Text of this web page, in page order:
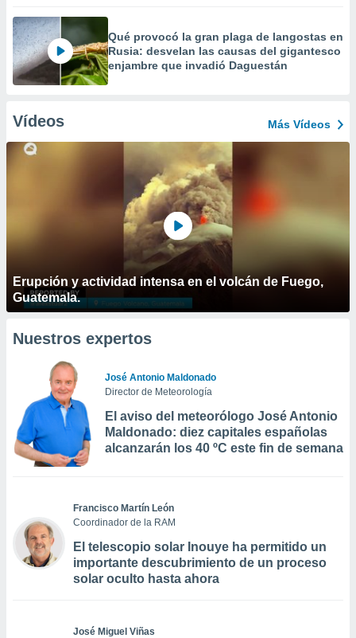
Qué provocó la gran plaga de langostas en
Rusia: desvelan las causas del gigantesco
enjambre que invadió Daguestán
Vídeos Más Vídeos
Erupción y actividad intensa en el volcán de Fuego,
Guatemala.
Nuestros expertos
José Antonio Maldonado
Director de Meteorología
El aviso del meteorólogo José Antonio
Maldonado: diez capitales españolas
alcanzarán los 40 ºC este fin de semana
Francisco Martín León
Coordinador de la RAM
El telescopio solar Inouye ha permitido un
importante descubrimiento de un proceso
solar oculto hasta ahora
José Miguel Viñas